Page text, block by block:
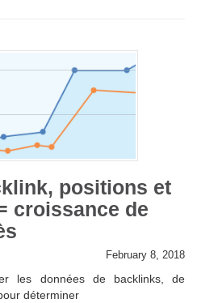
positions et
croissance de
February 8, 2018
les données de backlinks, de
déterminer